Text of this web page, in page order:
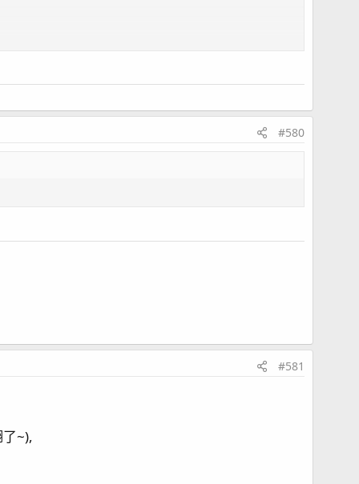
#580
#581
~),